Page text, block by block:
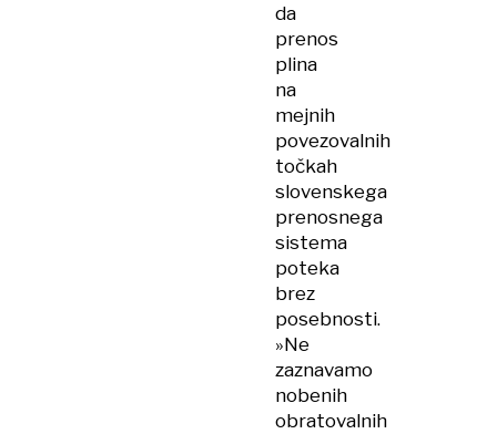
da
prenos
plina
na
mejnih
povezovalnih
točkah
slovenskega
prenosnega
sistema
poteka
brez
posebnosti.
»Ne
zaznavamo
nobenih
obratovalnih